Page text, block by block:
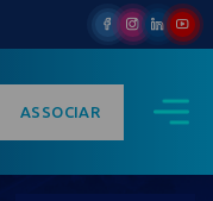
ASSOCIAR